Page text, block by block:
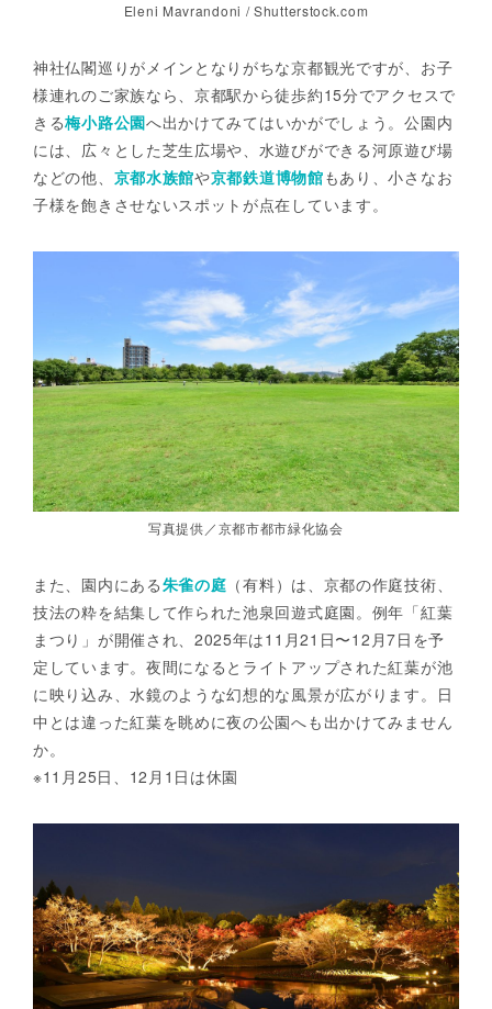
Eleni Mavrandoni / Shutterstock.com
神社仏閣巡りがメインとなりがちな京都観光ですが、お子
様連れのご家族なら、京都駅から徒歩約15分でアクセスで
きる梅小路公園へ出かけてみてはいかがでしょう。公園内
には、広々とした芝生広場や、水遊びができる河原遊び場
などの他、 京都水族館や京都鉄道博物館もあり、小さなお
子様を飽きさせないスポットが点在しています。
写真提供／京都市都市緑化協会
また、園内にある朱雀の庭 （有料）は、京都の作庭技術、
技法の粋を結集して作られた池泉回遊式庭園。例年「紅葉
まつり」が開催され、2025年は11月21日〜12月7日を予
定しています。夜間になるとライトアップされた紅葉が池
に映り込み、水鏡のような幻想的な風景が広がります。日
中とは違った紅葉を眺めに夜の公園へも出かけてみません
か。
※11月25日、12月1日は休園